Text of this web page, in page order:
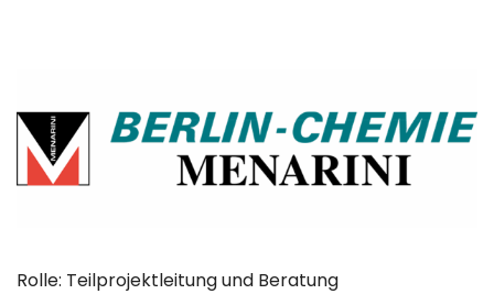
Rolle: Teilprojektleitung und Beratung